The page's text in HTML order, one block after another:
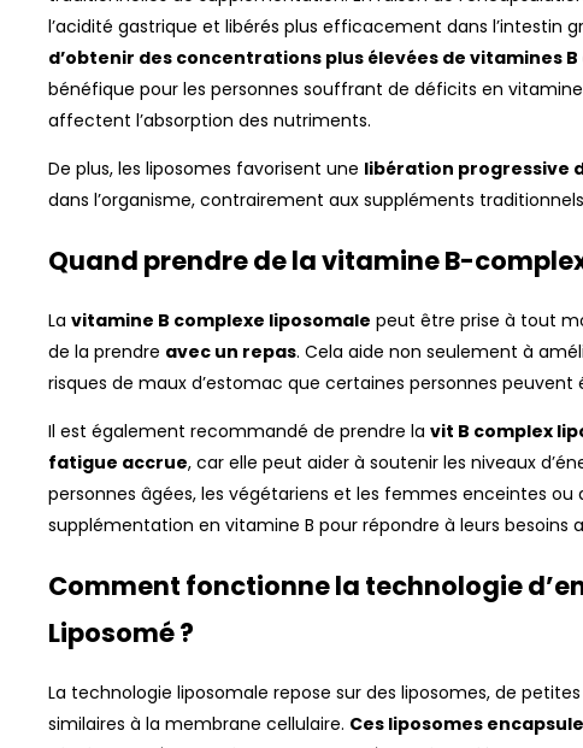
l’acidité gastrique et libérés plus efficacement dans l’intestin
d’obtenir des concentrations plus élevées de vitamines B
bénéfique pour les personnes souffrant de déficits en
affectent l’absorption des nutriments.
De plus, les liposomes favorisent une libération progressive
dans l’organisme, contrairement aux suppléments
Quand prendre de la vitamine B-
La vitamine B complexe liposomale peut être prise à tout
de la prendre avec un repas. Cela aide non seulement à
risques de maux d’estomac que certaines personnes
Il est également recommandé de prendre la vit B complex
fatigue accrue, car elle peut aider à soutenir les niveaux
personnes âgées, les végétariens et les femmes enceintes
supplémentation en vitamine B pour répondre à leurs besoins
Comment fonctionne la technologie
Liposomé ?
La technologie liposomale repose sur des liposomes, de
similaires à la membrane cellulaire. Ces liposomes